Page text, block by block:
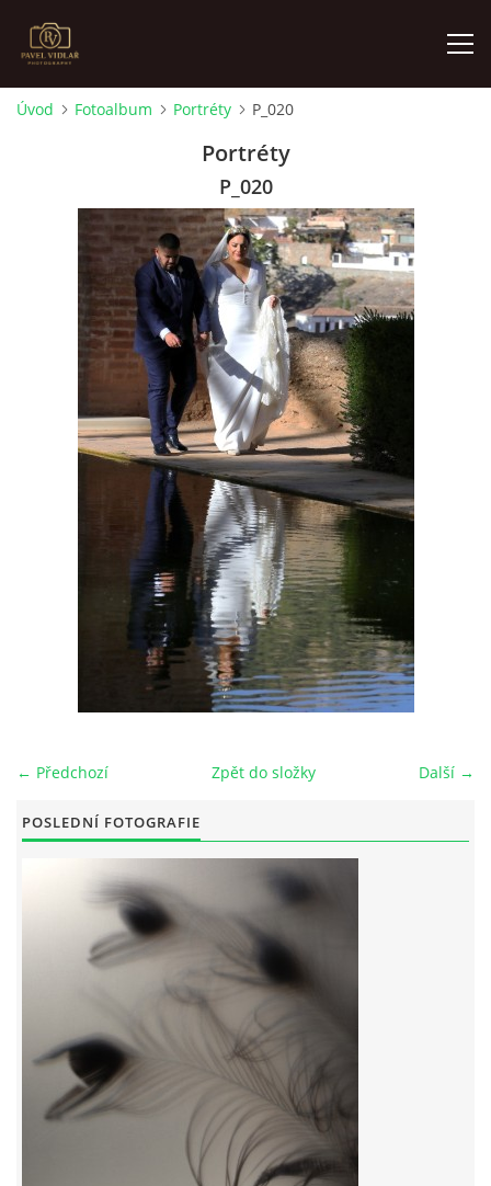
AKTUALITY
© 2026 eStránky.cz
Úvod Fotoalbum Portréty P_020
Portréty
P_020
← Předchozí Další →
Zpět do složky
POSLEDNÍ FOTOGRAFIE